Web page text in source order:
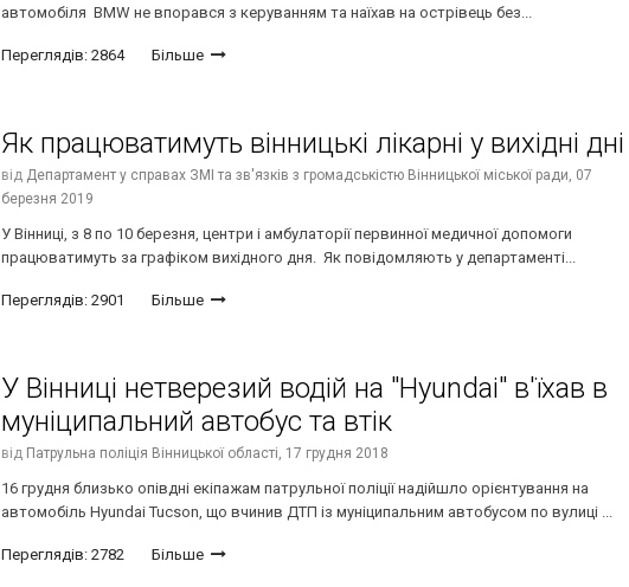
автомобіля BMW не впорався з керуванням та наїхав на острівець без...
Переглядів: 2864 Більше
Як працюватимуть вінницькі лікарні у вихідні дні
від Департамент у справах ЗМІ та зв'язків з громадськістю Вінницької міської ради, 07
березня 2019
У Вінниці, з 8 по 10 березня, центри і амбулаторії первинної медичної допомоги
працюватимуть за графіком вихідного дня. Як повідомляють у департаменті...
Переглядів: 2901 Більше
У Вінниці нетверезий водій на "Hyundai" в'їхав в
муніципальний автобус та втік
від Патрульна поліція Вінницької області, 17 грудня 2018
16 грудня близько опівдні екіпажам патрульної поліції надійшло орієнтування на
автомобіль Hyundai Tucson, що вчинив ДТП із муніципальним автобусом по вулиці ...
Переглядів: 2782 Більше